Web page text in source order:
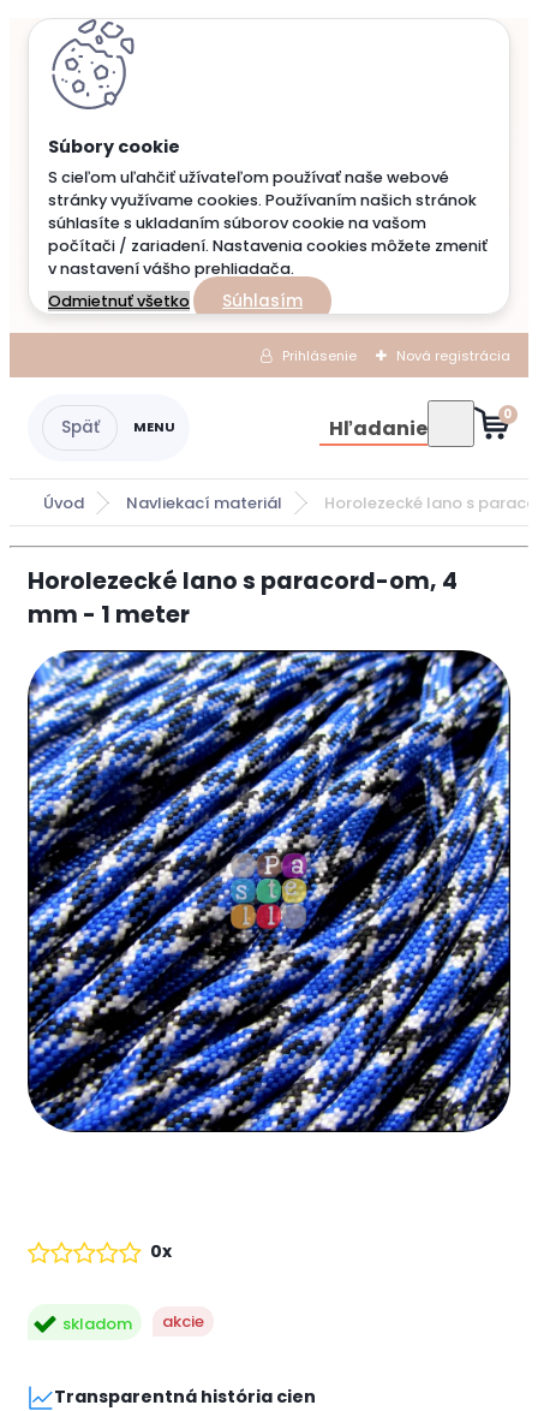
S cieľom uľahčiť užívateľom používať naše webové
stránky využívame cookies. Používaním našich stránok
súhlasíte s ukladaním súborov cookie na vašom
počítači / zariadení. Nastavenia cookies môžete zmeniť
v nastavení vášho prehliadača.
Odmietnuť všetko
Súhlasím
Prihlásenie Nová registrácia
Hľadanie 0
Úvod Navliekací materiál Horolezecké lano s
Horolezecké lano s paracord-om, 4
mm - 1 meter
skladom akcie
0x
Transparentná história cien